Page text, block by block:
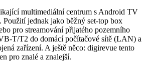
multimediální centrum s Android TV
jednak jako běžný set-top box
pro streamování přijatého pozemního
T/T2 do domácí počítačové sítě (LAN) a
zařízení. A ještě něco: digirevue tento
pro znalé a znalejší.